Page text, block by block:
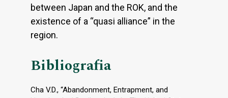
between Japan and the ROK, and the
existence of a “quasi alliance” in the
region.
Bibliografia
Cha V.D., “Abandonment, Entrapment, and